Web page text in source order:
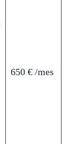
650 € /mes